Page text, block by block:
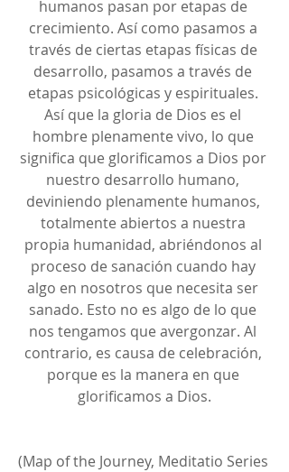
humanos pasan por etapas de
crecimiento. Así como pasamos a
través de ciertas etapas físicas de
desarrollo, pasamos a través de
etapas psicológicas y espirituales.
Así que la gloria de Dios es el
hombre plenamente vivo, lo que
significa que glorificamos a Dios por
nuestro desarrollo humano,
deviniendo plenamente humanos,
totalmente abiertos a nuestra
propia humanidad, abriéndonos al
proceso de sanación cuando hay
algo en nosotros que necesita ser
sanado. Esto no es algo de lo que
nos tengamos que avergonzar. Al
contrario, es causa de celebración,
porque es la manera en que
glorificamos a Dios.
(Map of the Journey, Meditatio Series